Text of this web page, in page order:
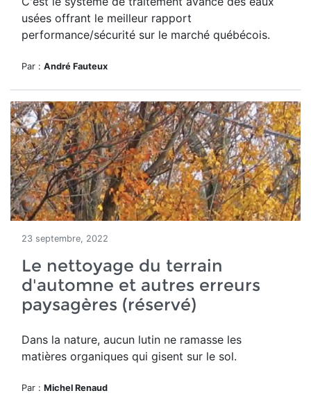
usées offrant le meilleur rapport
performance/sécurité sur le marché québécois.
Par : André Fauteux
23 septembre, 2022
Le nettoyage du terrain
d'automne et autres erreurs
paysagères (réservé)
Dans la nature, aucun lutin ne ramasse les
matières organiques qui gisent sur le sol.
Par : Michel Renaud